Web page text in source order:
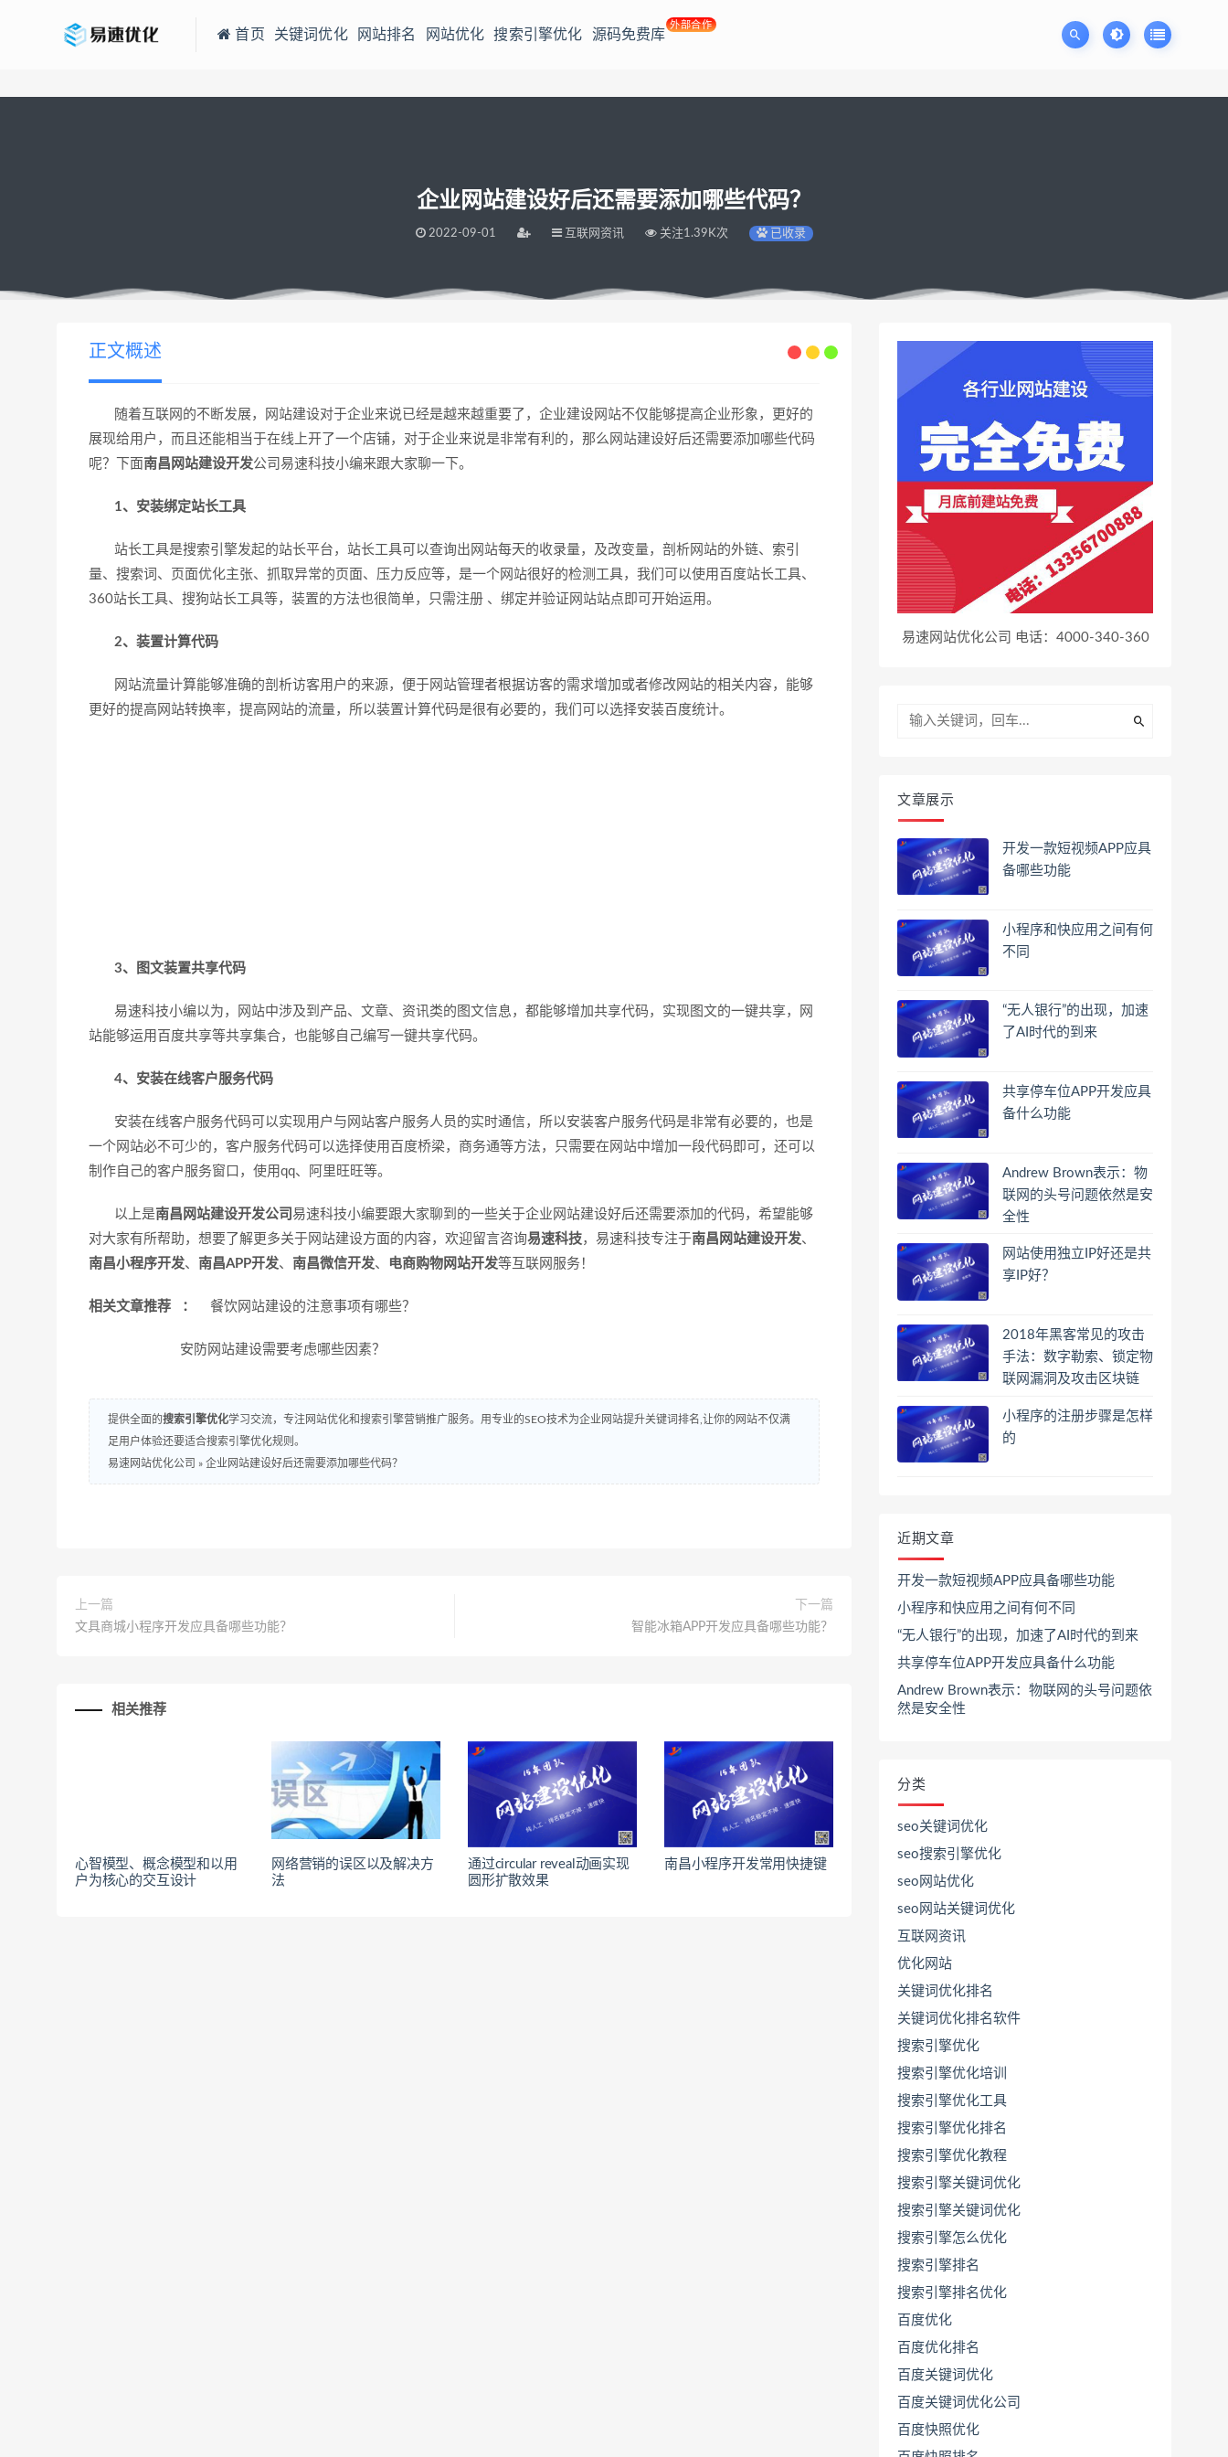
首页 关键词优化 网站排名 网站优化 搜索引擎优化 源码免费库
外部合作
企业网站建设好后还需要添加哪些代码？
2022-09-01 互联网资讯 关注1.39K次 已收录
正文概述
随着互联网的不断发展，网站建设对于企业来说已经是越来越重要了，企业建设网站不仅能够提高企业形象，更好的
展现给用户，而且还能相当于在线上开了一个店铺，对于企业来说是非常有利的，那么网站建设好后还需要添加哪些代码
呢？下面南昌网站建设开发公司易速科技小编来跟大家聊一下。
1、安装绑定站长工具
站长工具是搜索引擎发起的站长平台，站长工具可以查询出网站每天的收录量，及改变量，剖析网站的外链、索引
量、搜索词、页面优化主张、抓取异常的页面、压力反应等，是一个网站很好的检测工具，我们可以使用百度站长工具、
360站长工具、搜狗站长工具等，装置的方法也很简单，只需注册 、绑定并验证网站站点即可开始运用。
2、装置计算代码
网站流量计算能够准确的剖析访客用户的来源，便于网站管理者根据访客的需求增加或者修改网站的相关内容，能够
更好的提高网站转换率，提高网站的流量，所以装置计算代码是很有必要的，我们可以选择安装百度统计。
3、图文装置共享代码
易速科技小编以为，网站中涉及到产品、文章、资讯类的图文信息，都能够增加共享代码，实现图文的一键共享，网
站能够运用百度共享等共享集合，也能够自己编写一键共享代码。
4、安装在线客户服务代码
安装在线客户服务代码可以实现用户与网站客户服务人员的实时通信，所以安装客户服务代码是非常有必要的，也是
一个网站必不可少的，客户服务代码可以选择使用百度桥梁，商务通等方法，只需要在网站中增加一段代码即可，还可以
制作自己的客户服务窗口，使用qq、阿里旺旺等。
以上是南昌网站建设开发公司 易速科技小编要跟大家聊到的一些关于企业网站建设好后还需要添加的代码，希望能够
对大家有所帮助，想要了解更多关于网站建设方面的内容，欢迎留言咨询易速科技，易速科技专注于南昌网站建设开发、
南昌小程序开发、 南昌APP开发、 南昌微信开发、 电商购物网站开发等互联网服务！
相关文章推荐 ： 餐饮网站建设的注意事项有哪些？
安防网站建设需要考虑哪些因素？
提供全面的搜索引擎优化学习交流，专注网站优化和搜索引擎营销推广服务。用专业的SEO技术为企业网站提升关键词排名,让你的网站不仅满
足用户体验还要适合搜索引擎优化规则。
易速网站优化公司 » 企业网站建设好后还需要添加哪些代码？
上一篇
文具商城小程序开发应具备哪些功能？
下一篇
智能冰箱APP开发应具备哪些功能？
相关推荐
心智模型、概念模型和以用
户为核心的交互设计
网络营销的误区以及解决方
法
通过circular reveal动画实现
圆形扩散效果
南昌小程序开发常用快捷键
易速网站优化公司 电话：4000-340-360
文章展示
开发一款短视频APP应具
备哪些功能
小程序和快应用之间有何
不同
“无人银行”的出现，加速
了AI时代的到来
共享停车位APP开发应具
备什么功能
Andrew Brown表示：物
联网的头号问题依然是安
全性
网站使用独立IP好还是共
享IP好？
2018年黑客常见的攻击
手法：数字勒索、锁定物
联网漏洞及攻击区块链
小程序的注册步骤是怎样
的
近期文章
开发一款短视频APP应具备哪些功能
小程序和快应用之间有何不同
“无人银行”的出现，加速了AI时代的到来
共享停车位APP开发应具备什么功能
Andrew Brown表示：物联网的头号问题依
然是安全性
分类
seo关键词优化
seo搜索引擎优化
seo网站优化
seo网站关键词优化
互联网资讯
优化网站
关键词优化排名
关键词优化排名软件
搜索引擎优化
搜索引擎优化培训
搜索引擎优化工具
搜索引擎优化排名
搜索引擎优化教程
搜索引擎关键词优化
搜索引擎关键词优化
搜索引擎怎么优化
搜索引擎排名
搜索引擎排名优化
百度优化
百度优化排名
百度关键词优化
百度关键词优化公司
百度快照优化